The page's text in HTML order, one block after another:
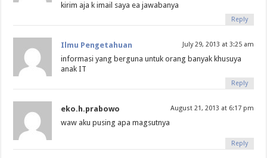
kirim aja k imail saya ea jawabanya
Reply
Ilmu Pengetahuan July 29, 2013 at 3:25 am
informasi yang berguna untuk orang banyak khusuya
anak IT
Reply
eko.h.prabowo August 21, 2013 at 6:17 pm
waw aku pusing apa magsutnya
Reply